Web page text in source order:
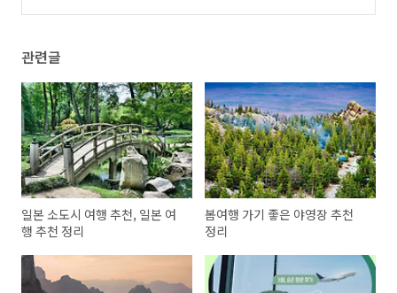
관련글
일본 소도시 여행 추천, 일본 여
행 추천 정리
봄여행 가기 좋은 야영장 추천
정리